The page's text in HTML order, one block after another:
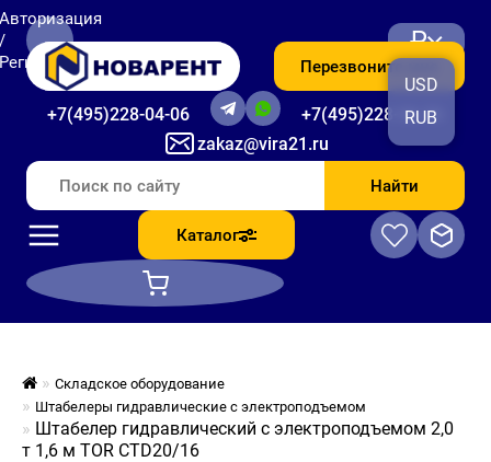
zakaz@vira21.ru
+7(495)228-04-06 +7(495)228-06-56
Перезвоните мне
₽
USD
RUB
Найти
Каталог
Складское оборудование
Штабелеры гидравлические c электроподъемом
Штабелер гидравлический с электроподъемом 2,0
т 1,6 м TOR CTD20/16